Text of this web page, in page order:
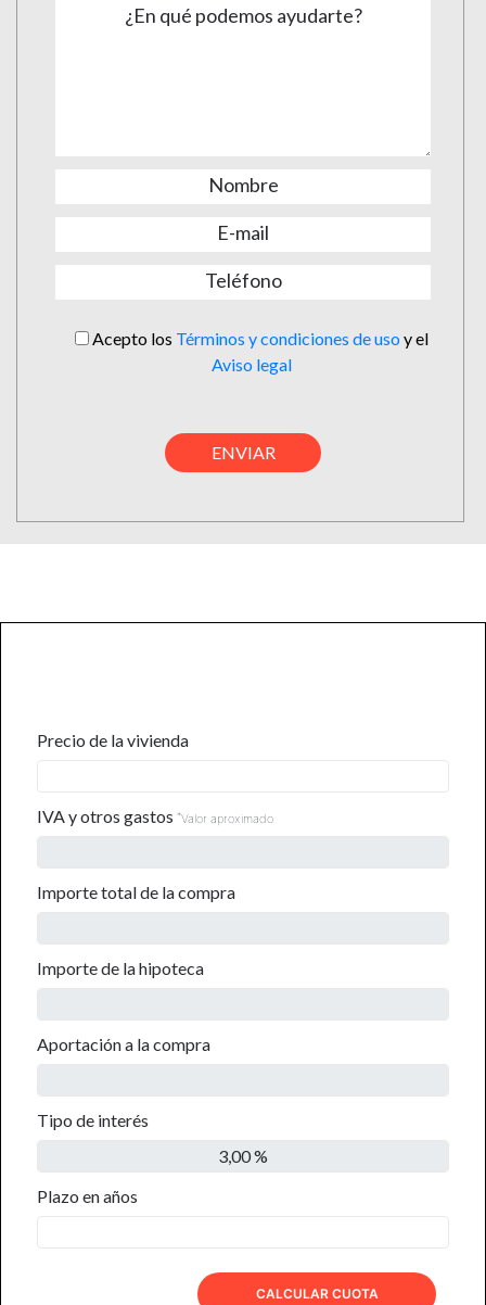
Acepto los Términos y condiciones de uso y el
Aviso legal
Precio de la vivienda
IVA y otros gastos *Valor aproximado
Importe total de la compra
Importe de la hipoteca
Aportación a la compra
Tipo de interés
Plazo en años
CALCULAR CUOTA